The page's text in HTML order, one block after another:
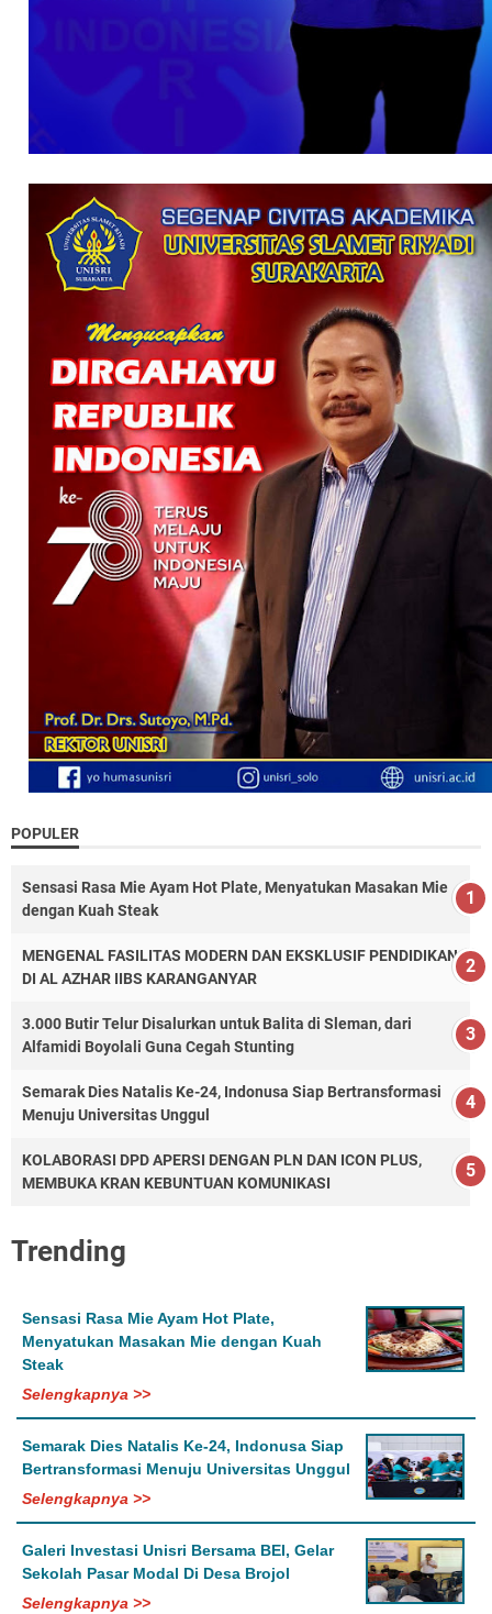
POPULER
Sensasi Rasa Mie Ayam Hot Plate, Menyatukan Masakan Mie
dengan Kuah Steak
MENGENAL FASILITAS MODERN DAN EKSKLUSIF PENDIDIKAN
DI AL AZHAR IIBS KARANGANYAR
3.000 Butir Telur Disalurkan untuk Balita di Sleman, dari
Alfamidi Boyolali Guna Cegah Stunting
Semarak Dies Natalis Ke-24, Indonusa Siap Bertransformasi
Menuju Universitas Unggul
KOLABORASI DPD APERSI DENGAN PLN DAN ICON PLUS,
MEMBUKA KRAN KEBUNTUAN KOMUNIKASI
Trending
Sensasi Rasa Mie Ayam Hot Plate,
Menyatukan Masakan Mie dengan Kuah
Steak
Selengkapnya >>
Semarak Dies Natalis Ke-24, Indonusa Siap
Bertransformasi Menuju Universitas Unggul
Selengkapnya >>
Galeri Investasi Unisri Bersama BEI, Gelar
Sekolah Pasar Modal Di Desa Brojol
Selengkapnya >>